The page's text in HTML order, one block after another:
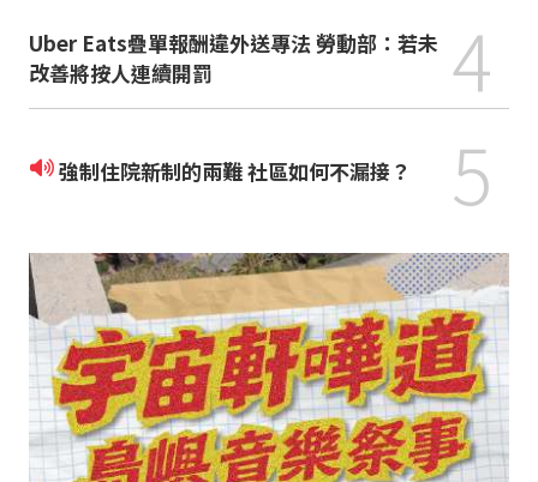
Uber Eats疊單報酬違外送專法 勞動部：若未
改善將按人連續開罰
4
強制住院新制的兩難 社區如何不漏接？ 5